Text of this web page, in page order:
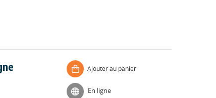
Ajouter au panier
En ligne